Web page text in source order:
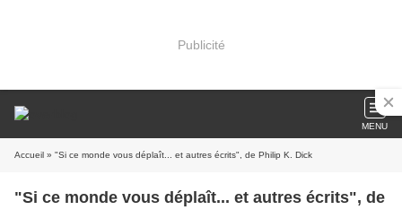
Publicité
MENU
Accueil » "Si ce monde vous déplaît... et autres écrits", de Philip K. Dick
"Si ce monde vous déplaît... et autres écrits", de